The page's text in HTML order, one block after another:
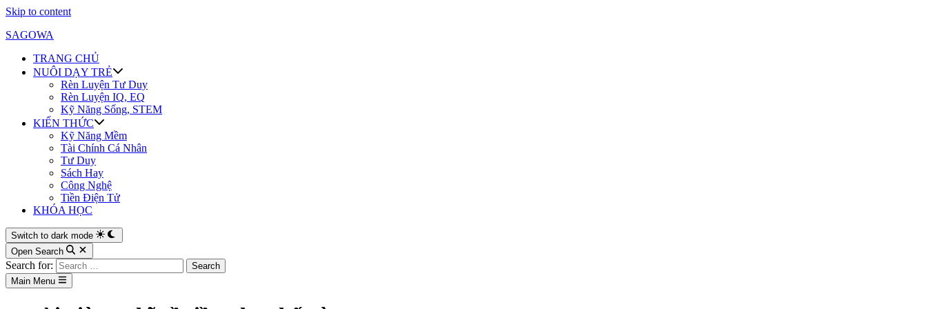
Skip to content
SAGOWA
TRANG CHỦ
NUÔI DẠY TRẺ
Rèn Luyện Tư Duy
Rèn Luyện IQ, EQ
Kỹ Năng Sống, STEM
KIẾN THỨC
Kỹ Năng Mềm
Tài Chính Cá Nhân
Tư Duy
Sách Hay
Công Nghệ
Tiền Điện Tử
KHÓA HỌC
Switch to dark mode
Open Search
Search for:
Main Menu